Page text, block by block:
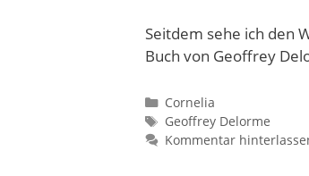
Seitdem sehe ich den
Buch von Geoffrey
Kategorien
Cornelia
Schlagwörter
Geoffrey Delorme
Kommentar